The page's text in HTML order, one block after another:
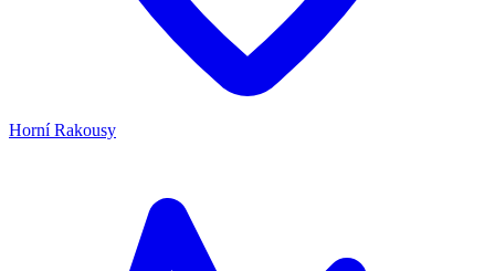
Horní Rakousy